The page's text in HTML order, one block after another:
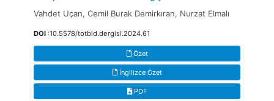
Vahdet Uçan, Cemil Burak Demirkıran, Nurzat Elmalı
DOI :10.5578/totbid.dergisi.2024.61
Özet
İngilizce Özet
PDF